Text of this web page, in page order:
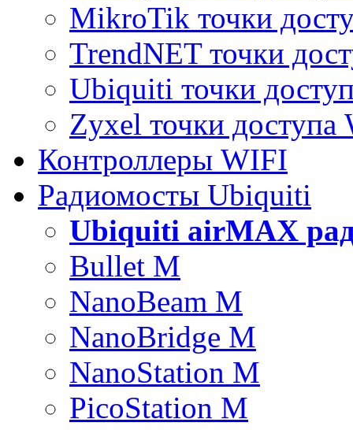
MikroTik точки
TrendNET точки
Ubiquiti точки
Zyxel точки доступа
Контроллеры WIFI
Радиомосты Ubiquiti
Ubiquiti airMAX
Bullet M
NanoBeam M
NanoBridge M
NanoStation M
PicoStation M